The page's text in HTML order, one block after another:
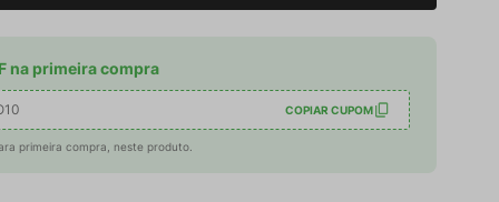
na primeira compra
COPIAR CUPOM
primeira compra, neste produto.